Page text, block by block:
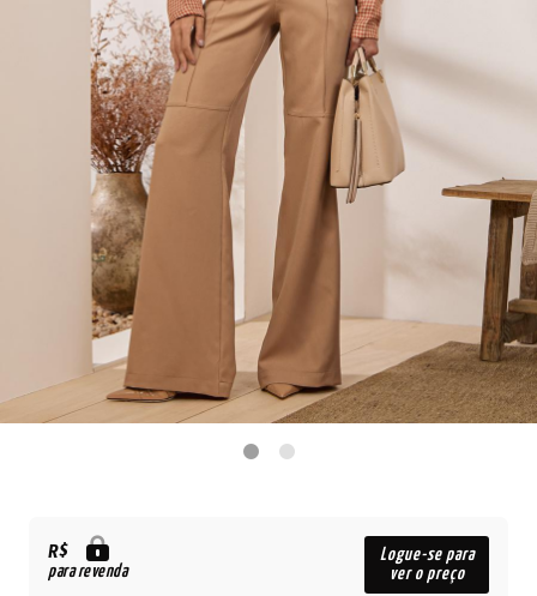
R$
para revenda
Logue-se para
ver o preço